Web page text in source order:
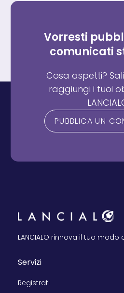
Vorresti
comunicati
Cosa aspetti?
raggiungi i tuoi
PUBBLICA UN
LANCIALO rinnova il tuo
Servizi
Registrati